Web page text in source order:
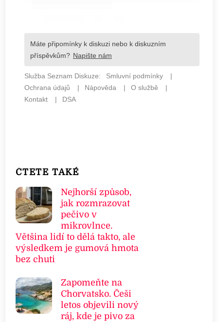
ČTETE TAKÉ
Nejhorší způsob,
jak rozmrazovat
pečivo v
mikrovlnce.
Většina lidí to dělá takto, ale
výsledkem je gumová hmota
bez chuti
Zapomeňte na
Chorvatsko. Češi
letos objevili nový
ráj, kde je pivo za